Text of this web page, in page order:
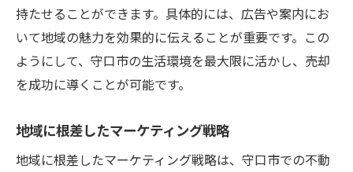
持たせることができます。具体的には、広告や案内にお
いて地域の魅力を効果的に伝えることが重要です。この
ようにして、守口市の生活環境を最大限に活かし、売却
を成功に導くことが可能です。
地域に根差したマーケティング戦略
地域に根差したマーケティング戦略は、守口市での不動